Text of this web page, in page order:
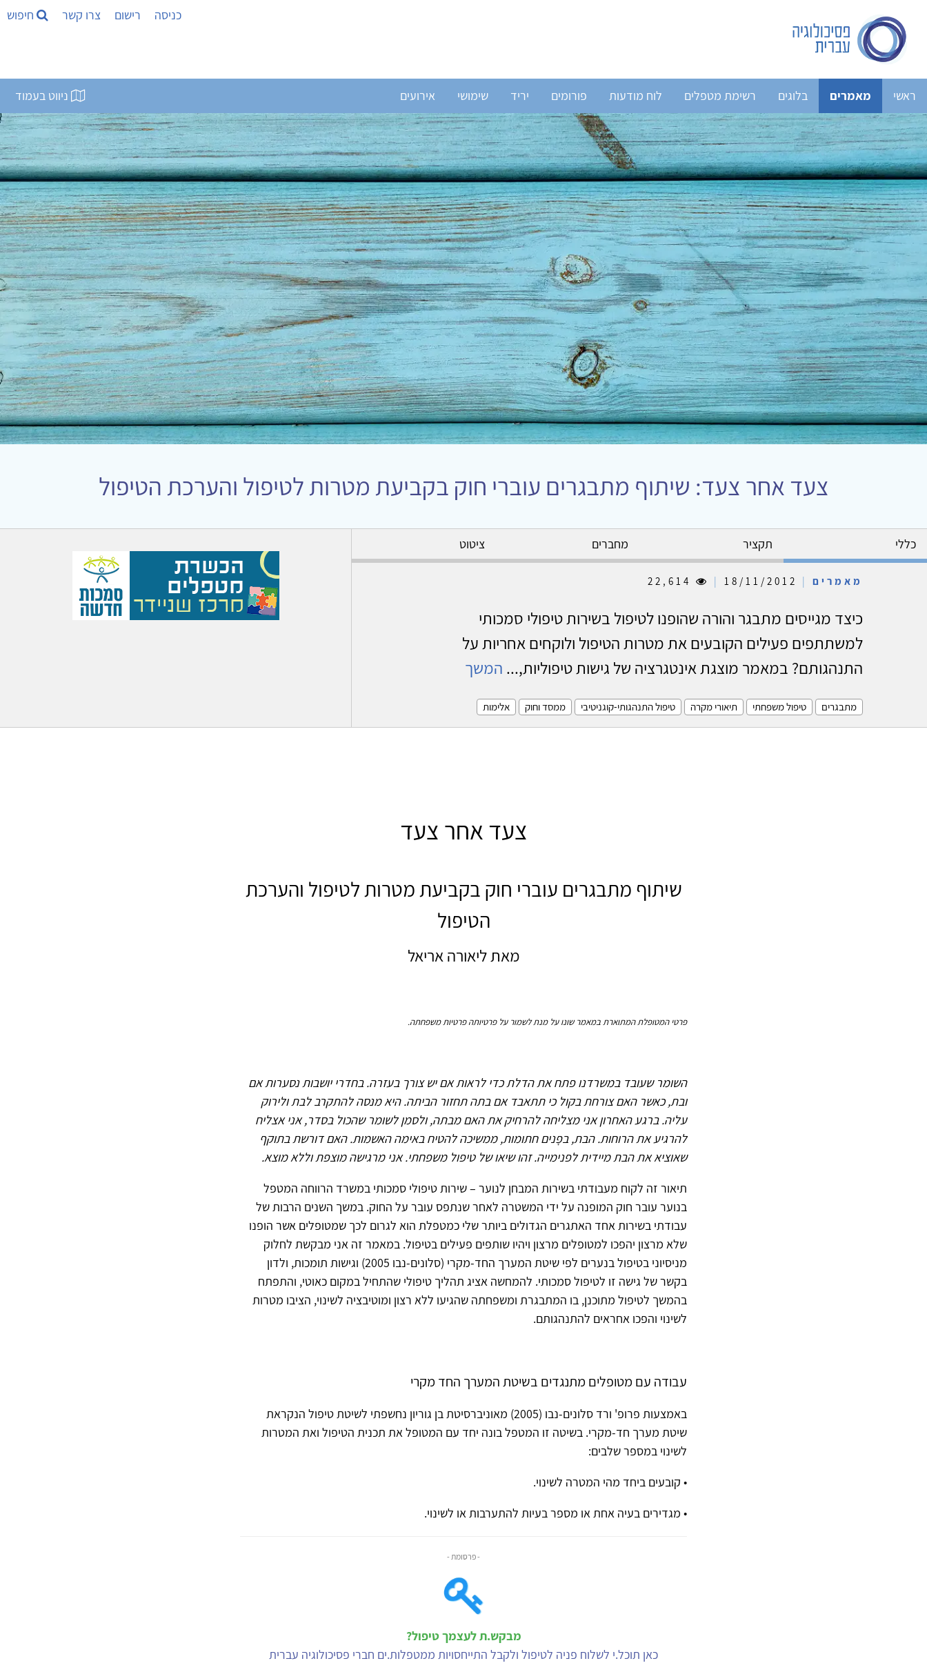
כניסה רישום צרו קשר חיפוש
ראשי מאמרים בלוגים רשימת מטפלים לוח מודעות פורומים יריד שימושי אירועים ניווט בעמוד
צעד אחר צעד: שיתוף מתבגרים עוברי חוק בקביעת מטרות לטיפול והערכת הטיפול
כללי תקציר מחברים ציטוט
מאמרים |
|
כיצד מגייסים מתבגר והורה שהופנו לטיפול בשירות טיפולי סמכותי
למשתתפים פעילים הקובעים את מטרות הטיפול ולוקחים אחריות על
התנהגותם? במאמר מוצגת אינטגרציה של גישות טיפוליות,... המשך
מתבגרים טיפול משפחתי תיאורי מקרה טיפול התנהגותי-קוגניטיבי ממסד וחוק אלימות
צעד אחר צעד
שיתוף מתבגרים עוברי חוק בקביעת מטרות לטיפול והערכת
הטיפול
מאת ליאורה אריאל
פרטי המטופלת המתוארת במאמר שונו על מנת לשמור על פרטיותה פרטיות משפחתה.
השומר שעובד במשרדנו פתח את הדלת כדי לראות אם יש צורך בעזרה. בחדרי יושבות נסערות אם
ובת, כאשר האם צורחת בקול כי תתאבד אם בתה תחזור הביתה. היא מנסה להתקרב לבת ולירוק
עליה. ברגע האחרון אני מצליחה להרחיק את האם מבתה, ולסמן לשומר שהכול בסדר, אני אצליח
להרגיע את הרוחות. הבת, בפָנים חתומות, ממשיכה להטיח באימה האשמות. האם דורשת בתוקף
שאוציא את הבת מיידית לפנימייה. זהו שיאו של טיפול משפחתי. אני מרגישה מוצפת וללא מוצא.
תיאור זה לקוח מעבודתי בשירות המבחן לנוער – שירות טיפולי סמכותי במשרד הרווחה המטפל
בנוער עובר חוק המופנה על ידי המשטרה לאחר שנתפס עובר על החוק. במשך השנים הרבות של
עבודתי בשירות אחד האתגרים הגדולים ביותר שלי כמטפלת הוא לגרום לכך שמטופלים אשר הופנו
שלא מרצון יהפכו למטופלים מרצון ויהיו שותפים פעילים בטיפול. במאמר זה אני מבקשת לחלוק
מניסיוני בטיפול בנערים לפי שיטת המערך החד-מקרי (סלונים-נבו 2005) וגישות תומכות, ולדון
בקשר של גישה זו לטיפול סמכותי. להמחשה אציג תהליך טיפולי שהתחיל במקום כאוטי, והתפתח
בהמשך לטיפול מתוכנן, בו המתבגרת ומשפחתה שהגיעו ללא רצון ומוטיבציה לשינוי, הציבו מטרות
לשינוי והפכו אחראים להתנהגותם.
עבודה עם מטופלים מתנגדים בשיטת המערך החד מקרי
באמצעות פרופ' ורד סלונים-נבו (2005) מאוניברסיטת בן גוריון נחשפתי לשיטת טיפול הנקראת
שיטת מערך חד-מקרי. בשיטה זו המטפל בונה יחד עם המטופל את תכנית הטיפול ואת המטרות
לשינוי במספר שלבים:
• קובעים ביחד מהי המטרה לשינוי.
• מגדירים בעיה אחת או מספר בעיות להתערבות או לשינוי.
- פרסומת -
מבקש.ת לעצמך טיפול?
כאן תוכל.י לשלוח פניה לטיפול ולקבל התייחסויות ממטפלות.ים חברי פסיכולוגיה עברית